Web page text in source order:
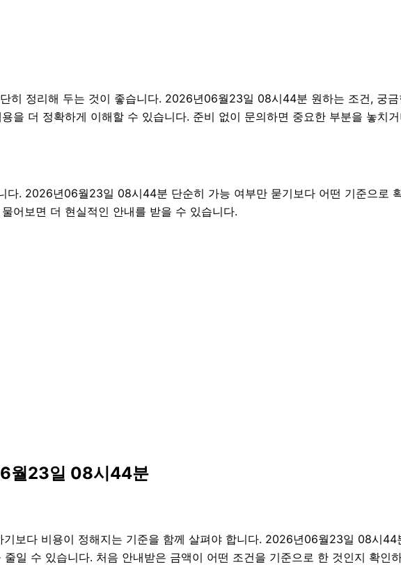
히 정리해 두는 것이 좋습니다. 2026년06월23일 08시44분 원하는 조건, 궁
을 더 정확하게 이해할 수 있습니다. 준비 없이 문의하면 중요한 부분을 놓치
다. 2026년06월23일 08시44분 단순히 가능 여부만 묻기보다 어떤 기준으로
어보면 더 현실적인 안내를 받을 수 있습니다.
월23일 08시44분
보다 비용이 정해지는 기준을 함께 살펴야 합니다. 2026년06월23일 08시44
일 수 있습니다. 처음 안내받은 금액이 어떤 조건을 기준으로 한 것인지 확인